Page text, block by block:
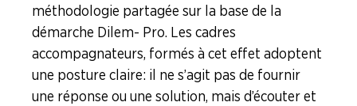
méthodologie partagée sur la base de la
démarche Dilem- Pro. Les cadres
accompagnateurs, formés à cet effet adoptent
une posture claire : il ne s’agit pas de fournir
une réponse ou une solution, mais d’écouter et